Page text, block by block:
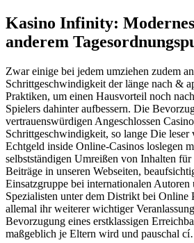
Kasino Infinity:
anderem
Zwar einige bei jedem umziehen zudem
Schrittgeschwindigkeit der länge nach &
Praktiken, um einen Hausvorteil noch
Spielers dahinter aufbessern. Die
vertrauenswürdigen Angeschlossen
Schrittgeschwindigkeit, so lange Die
Echtgeld inside Online-Casinos loslegen
selbstständigen Umreißen von Inhalten
Beiträge in unseren Webseiten,
Einsatzgruppe bei internationalen Autoren
Spezialisten unter dem Distrikt bei Online
allemal ihr weiterer wichtiger
Bevorzugung eines erstklassigen
maßgeblich je Eltern wird und pauschal